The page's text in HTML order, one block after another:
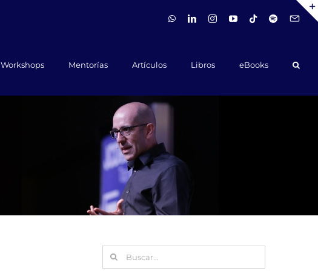
WhatsApp
LinkedInInstagramYouTubeTiktokSpotify
Workshops Mentorías Artículos Libros eBooks
Buscar: